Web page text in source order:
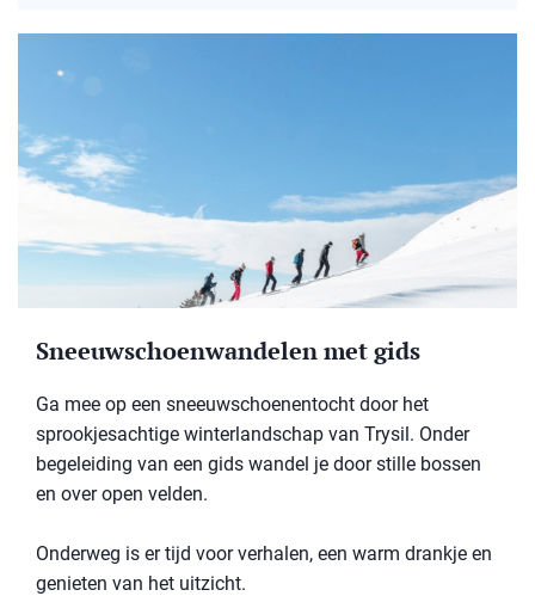
Sneeuwschoenwandelen met gids
Ga mee op een sneeuwschoenentocht door het
sprookjesachtige winterlandschap van Trysil. Onder
begeleiding van een gids wandel je door stille bossen
en over open velden.
Onderweg is er tijd voor verhalen, een warm drankje en
genieten van het uitzicht.